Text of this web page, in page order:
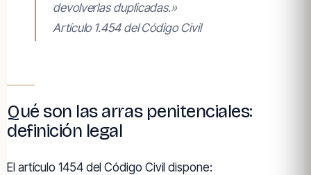
devolverlas duplicadas.»
Artículo 1.454 del Código Civil
Qué son las arras penitenciales:
definición legal
El artículo 1454 del Código Civil dispone: